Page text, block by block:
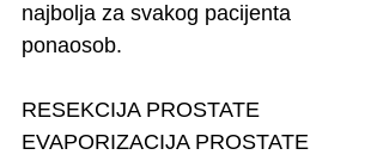
najbolja za svakog pacijenta
ponaosob.
RESEKCIJA PROSTATE
EVAPORIZACIJA PROSTATE